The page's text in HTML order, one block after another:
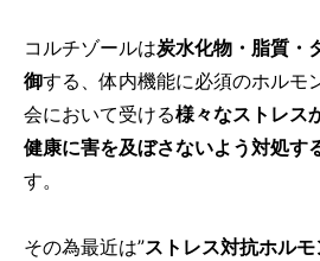
コルチゾールは炭水化物・脂質・
御する、体内機能に必須のホルモ
会において受ける様々なストレス
健康に害を及ぼさないよう対処す
す。
その為最近は”ストレス対抗ホルモ